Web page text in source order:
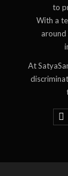
to
With a
around
At